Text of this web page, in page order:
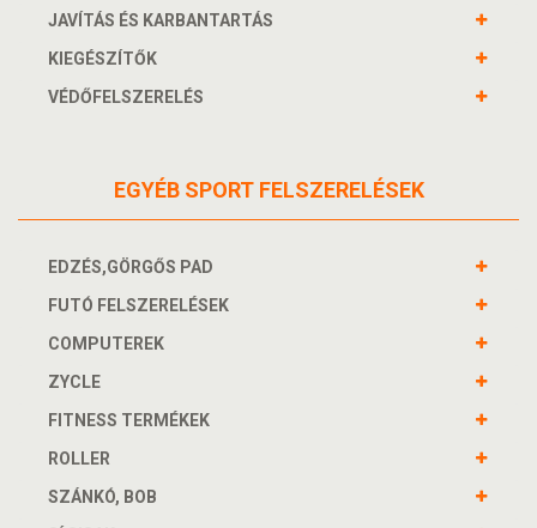
JAVÍTÁS ÉS KARBANTARTÁS
KIEGÉSZÍTŐK
VÉDŐFELSZERELÉS
EGYÉB SPORT FELSZERELÉSEK
EDZÉS,GÖRGŐS PAD
FUTÓ FELSZERELÉSEK
COMPUTEREK
ZYCLE
FITNESS TERMÉKEK
ROLLER
SZÁNKÓ, BOB